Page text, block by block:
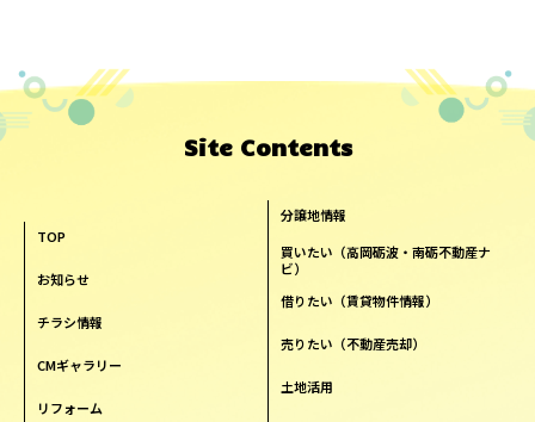
Site Contents
TOP
お知らせ
チラシ情報
CMギャラリー
リフォーム
分譲地情報
買いたい（高岡砺波・南砺不動産ナ
ビ）
借りたい（賃貸物件情報）
売りたい（不動産売却）
土地活用